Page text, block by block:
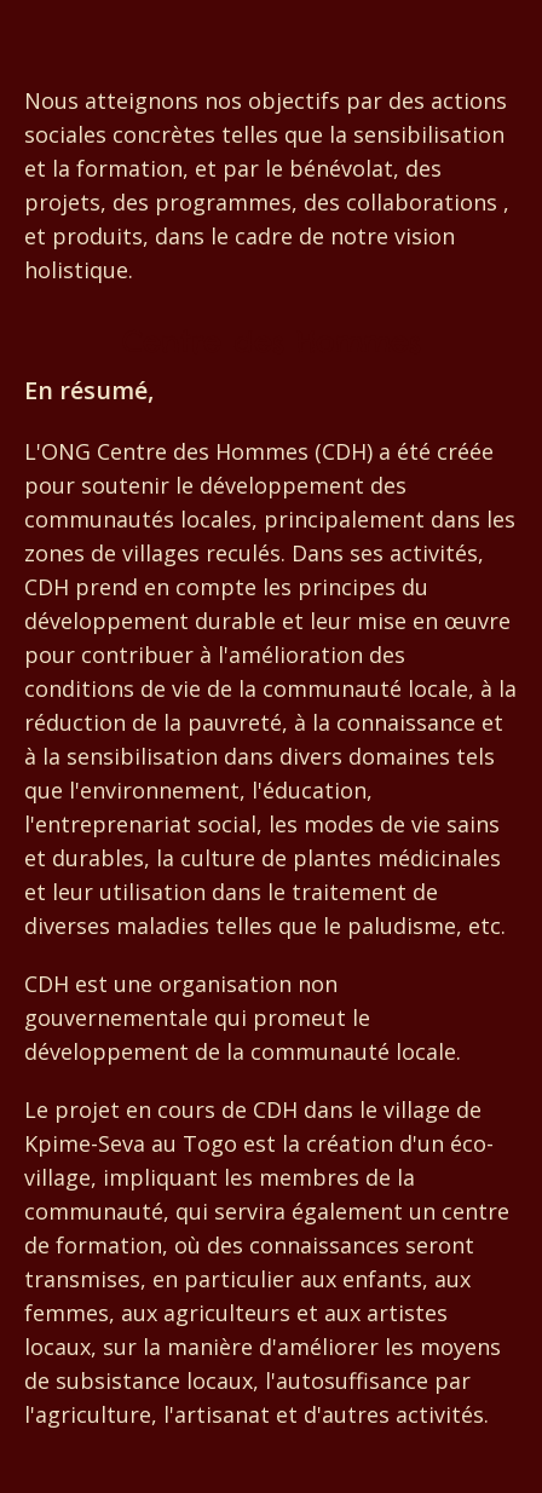
Nous atteignons nos objectifs par des actions
sociales concrètes telles que la sensibilisation
et la formation, et par le bénévolat, des
projets, des programmes, des collaborations ,
et produits, dans le cadre de notre vision
holistique.
En résumé,
L'ONG Centre des Hommes (CDH) a été créée
pour soutenir le développement des
communautés locales, principalement dans les
zones de villages reculés. Dans ses activités,
CDH prend en compte les principes du
développement durable et leur mise en œuvre
pour contribuer à l'amélioration des
conditions de vie de la communauté locale, à la
réduction de la pauvreté, à la connaissance et
à la sensibilisation dans divers domaines tels
que l'environnement, l'éducation,
l'entreprenariat social, les modes de vie sains
et durables, la culture de plantes médicinales
et leur utilisation dans le traitement de
diverses maladies telles que le paludisme, etc.
CDH est une organisation non
gouvernementale qui promeut le
développement de la communauté locale.
Le projet en cours de CDH dans le village de
Kpime-Seva au Togo est la création d'un éco-
village, impliquant les membres de la
communauté, qui servira également un centre
de formation, où des connaissances seront
transmises, en particulier aux enfants, aux
femmes, aux agriculteurs et aux artistes
locaux, sur la manière d'améliorer les moyens
de subsistance locaux, l'autosuffisance par
l'agriculture, l'artisanat et d'autres activités.